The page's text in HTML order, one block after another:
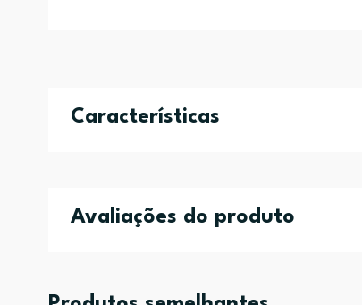
Características
Avaliações do produto